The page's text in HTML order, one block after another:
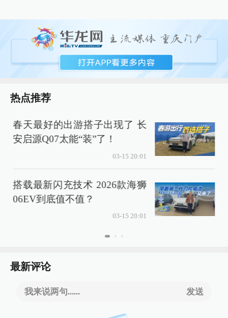
热点推荐
春天最好的出游搭子出现了 长
安启源Q07太能“装”了！
03-15 20:01
搭载最新闪充技术 2026款海狮
06EV到底值不值？
03-15 20:01
最新评论
我来说两句...... 发送